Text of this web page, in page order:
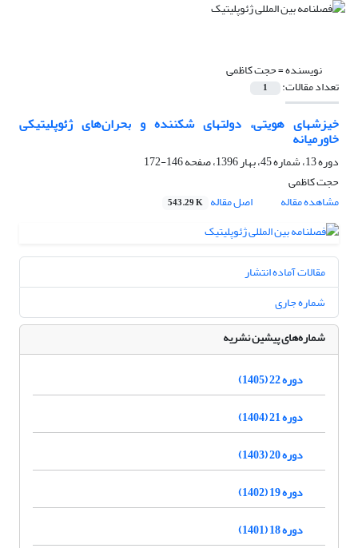
نویسنده =حجت کاظمی
تعداد مقالات: 1
خیزشهای هویتی، دولتهای شکننده و بحران‌های ژئوپلیتیکی
خاورمیانه
دوره 13، شماره 45، بهار 1396، صفحه
146-172
حجت کاظمی
مشاهده مقاله
اصل مقاله 543.29 K
مقالات آماده انتشار
شماره جاری
شماره‌های پیشین نشریه
دوره 22 (1405)
دوره 21 (1404)
دوره 20 (1403)
دوره 19 (1402)
دوره 18 (1401)